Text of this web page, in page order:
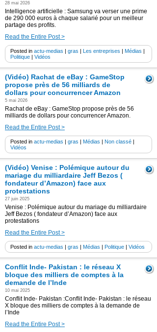
28 mai 2026
Intelligence artificielle : Samsung va verser une prime
de 290 000 euros à chaque salarié pour un meilleur
partage des profits.
Read the Entire Post >
Posted in actu-medias | gras | Les entreprises | Médias |
Politique | Vidéos
(Vidéo) Rachat de eBay : GameStop
propose près de 56 milliards de
dollars pour concurrencer Amazon
5 mai 2026
Rachat de eBay : GameStop propose près de 56
milliards de dollars pour concurrencer Amazon.
Read the Entire Post >
Posted in actu-medias | gras | Médias | Non classé |
Vidéos
(Vidéo) Venise : Polémique autour du
mariage du milliardaire Jeff Bezos (
fondateur d’Amazon) face aux
protestations
27 juin 2025
Venise : Polémique autour du mariage du milliardaire
Jeff Bezos ( fondateur d’Amazon) face aux
protestations
Read the Entire Post >
Posted in actu-medias | gras | Médias | Politique | Vidéos
Conflit Inde- Pakistan : le réseau X
bloque des milliers de comptes à la
demande de l’Inde
10 mai 2025
Conflit Inde- Pakistan :Conflit Inde- Pakistan : le réseau
X bloque des milliers de comptes à la demande de
l’Inde
Read the Entire Post >